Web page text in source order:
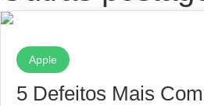
Apple
5 Defeitos Mais